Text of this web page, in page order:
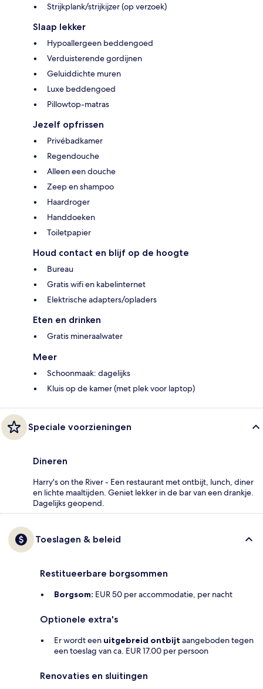
Strijkplank/strijkijzer (op verzoek)
Slaap lekker
Hypoallergeen beddengoed
Verduisterende gordijnen
Geluiddichte muren
Luxe beddengoed
Pillowtop-matras
Jezelf opfrissen
Privébadkamer
Regendouche
Alleen een douche
Zeep en shampoo
Haardroger
Handdoeken
Toiletpapier
Houd contact en blijf op de hoogte
Bureau
Gratis wifi en kabelinternet
Elektrische adapters/opladers
Eten en drinken
Gratis mineraalwater
Meer
Schoonmaak: dagelijks
Kluis op de kamer (met plek voor laptop)
Speciale voorzieningen
Dineren
Harry's on the River - Een restaurant met ontbijt, lunch, diner
en lichte maaltijden. Geniet lekker in de bar van een drankje.
Dagelijks geopend.
Toeslagen & beleid
Restitueerbare borgsommen
Borgsom: EUR 50 per accommodatie, per nacht
Optionele extra's
Er wordt een uitgebreid ontbijt aangeboden tegen
een toeslag van ca. EUR 17.00 per persoon
Renovaties en sluitingen